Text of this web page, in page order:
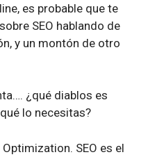
es probable que te
SEO hablando de
y un montón de otro
¿qué diablos es
lo necesitas?
SEO es el